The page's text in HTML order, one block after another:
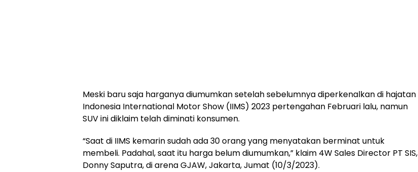
Meski baru saja harganya diumumkan setelah sebelumnya diperkenalkan di hajatan
Indonesia International Motor Show (IIMS) 2023 pertengahan Februari lalu, namun
SUV ini diklaim telah diminati konsumen.
“Saat di IIMS kemarin sudah ada 30 orang yang menyatakan berminat untuk
membeli. Padahal, saat itu harga belum diumumkan,” klaim 4W Sales Director PT SIS,
Donny Saputra, di arena GJAW, Jakarta, Jumat (10/3/2023).